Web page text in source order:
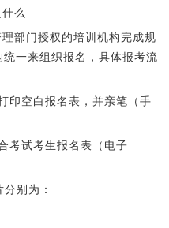
么
部门授权的培训机构完成规
一来组织报名，具体报考流
印空白报名表，并亲笔（手
考试考生报名表（电子
别为：